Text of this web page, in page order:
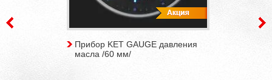
Прибор KET GAUGE давления
масла /60 мм/